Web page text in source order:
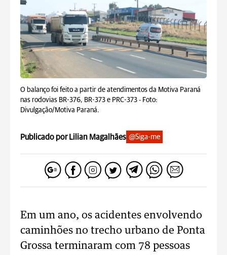
O balanço foi feito a partir de atendimentos da Motiva Paraná
nas rodovias BR-376, BR-373 e PRC-373 - Foto:
Divulgação/Motiva Paraná.
Publicado por Lilian Magalhães @Siga-me
Em um ano, os acidentes envolvendo
caminhões no trecho urbano de Ponta
Grossa terminaram com 78 pessoas